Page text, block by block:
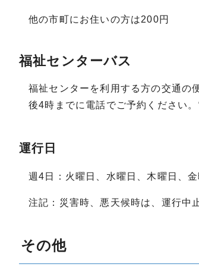
他の市町にお住いの方は200円
福祉センターバス
福祉センターを利用する方の交通の
後4時までに電話でご予約ください
運行日
週4日：火曜日、水曜日、木曜日、金
注記：災害時、悪天候時は、運行中
その他